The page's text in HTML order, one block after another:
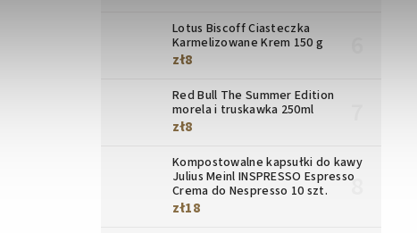
Lotus Biscoff Ciasteczka
Karmelizowane Krem 150 g
zł8
Red Bull The Summer Edition
morela i truskawka 250ml
zł8
Kompostowalne kapsułki do kawy
Julius Meinl INSPRESSO Espresso
Crema do Nespresso 10 szt.
zł18